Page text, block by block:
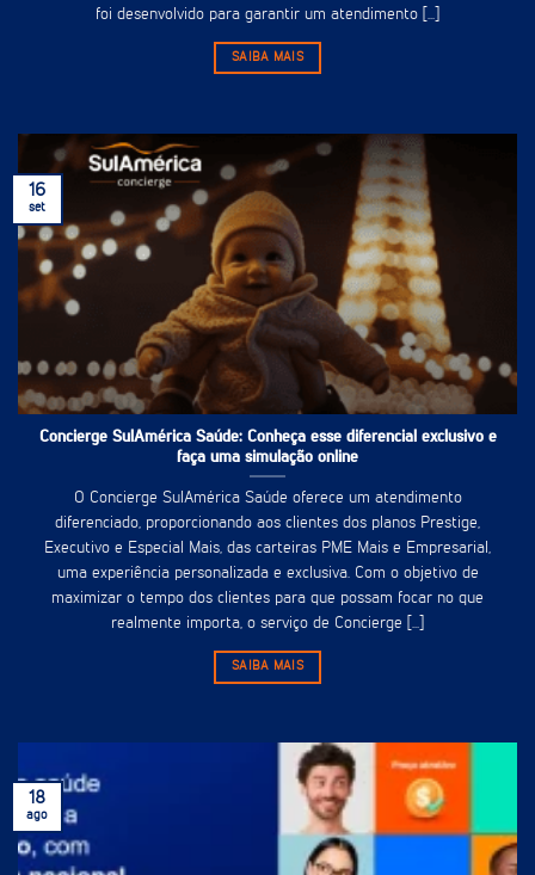
foi desenvolvido para garantir um atendimento [...]
SAIBA MAIS
Concierge SulAmérica Saúde: Conheça esse diferencial exclusivo e
faça uma simulação online
O Concierge SulAmérica Saúde oferece um atendimento
diferenciado, proporcionando aos clientes dos planos Prestige,
Executivo e Especial Mais, das carteiras PME Mais e Empresarial,
uma experiência personalizada e exclusiva. Com o objetivo de
maximizar o tempo dos clientes para que possam focar no que
realmente importa, o serviço de Concierge [...]
SAIBA MAIS
16
set
18
ago